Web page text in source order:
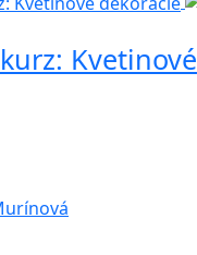
Kvetinové